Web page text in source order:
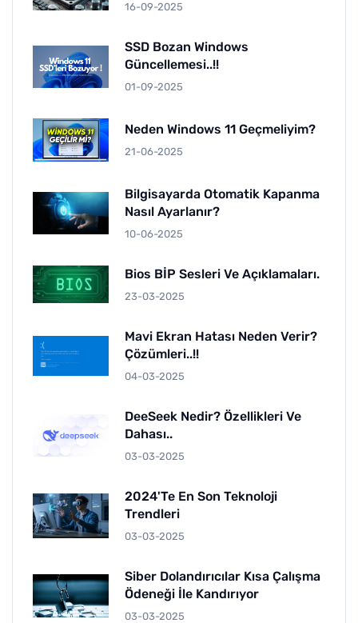
16-09-2025
SSD Bozan Windows
Güncellemesi..!!
01-09-2025
Neden Windows 11 Geçmeliyim?
21-06-2025
Bilgisayarda Otomatik Kapanma
Nasıl Ayarlanır?
10-06-2025
Bios BİP Sesleri Ve Açıklamaları.
23-03-2025
Mavi Ekran Hatası Neden Verir?
Çözümleri..!!
04-03-2025
DeeSeek Nedir? Özellikleri Ve
Dahası..
03-03-2025
2024'te En Son Teknoloji
Trendleri
03-03-2025
Siber Dolandırıcılar Kısa Çalışma
Ödeneği İle Kandırıyor
03-03-2025